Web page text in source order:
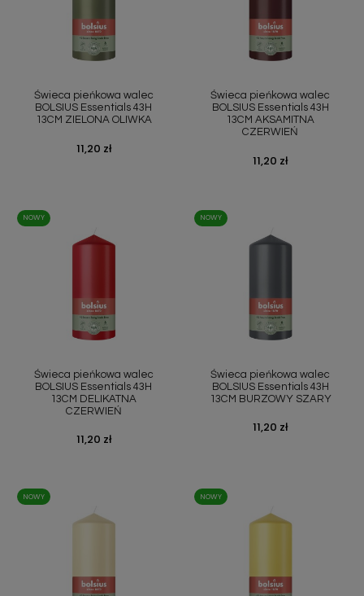
Świeca pieńkowa walec
BOLSIUS Essentials 43H
13CM ZIELONA OLIWKA
Cena
11,20 zł
Świeca pieńkowa walec
BOLSIUS Essentials 43H
13CM AKSAMITNA
CZERWIEŃ
Cena
11,20 zł
Świeca pieńkowa walec
BOLSIUS Essentials 43H
13CM DELIKATNA
CZERWIEŃ
Cena
11,20 zł
NOWY
Świeca pieńkowa walec
BOLSIUS Essentials 43H
13CM BURZOWY SZARY
Cena
11,20 zł
NOWY
NOWY NOWY